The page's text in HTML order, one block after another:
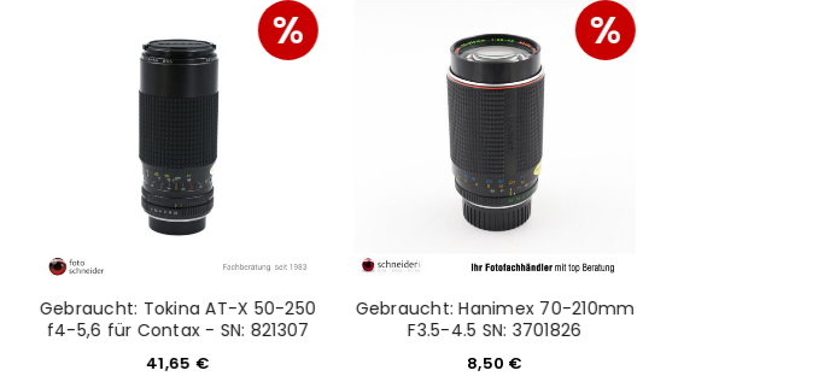
Ja, ich möchte ein Kundenkonto eröffnen und akzeptiere die
Datenschutzerklärung
REGISTRIEREN
%
Gebraucht: Tokina AT-X 50-250
f4-5,6 für Contax - SN: 821307
41,65 €
%
Gebraucht: Hanimex 70-210mm
F3.5-4.5 SN: 3701826
8,50 €